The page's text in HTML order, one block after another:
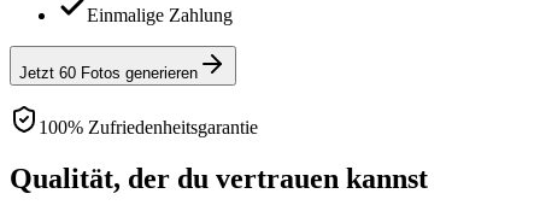
Einmalige Zahlung
Jetzt 60 Fotos generieren
100% Zufriedenheitsgarantie
Qualität, der du vertrauen kannst